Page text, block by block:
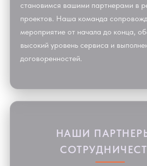
становимся вашими партнерами в
проектов. Наша команда
мероприятие от начала до конца,
высокий уровень сервиса и
договоренностей.
НАШИ